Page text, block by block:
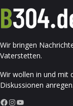
Wir bringen
Vaterstetten.
Wir wollen in und mit
Diskussionen anregen.
Facebook InstagramYouTube